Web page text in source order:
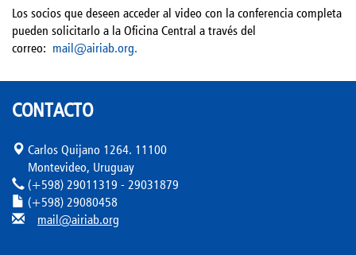
Los socios que deseen acceder al video con la conferencia completa
pueden solicitarlo a la Oficina Central a través del
correo: mail@airiab.org.
CONTACTO
Carlos Quijano 1264. 11100
Montevideo, Uruguay
(+598) 29011319 - 29031879
(+598) 29080458
mail@airiab.org